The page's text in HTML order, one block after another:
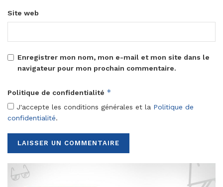
Site web
Enregistrer mon nom, mon e-mail et mon site dans le
navigateur pour mon prochain commentaire.
Politique de confidentialité *
J'accepte les conditions générales et la Politique de
confidentialité.